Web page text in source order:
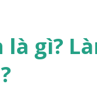
từ lúc con
“mệnh” đó sẽ
là sinh ra đã
gì?